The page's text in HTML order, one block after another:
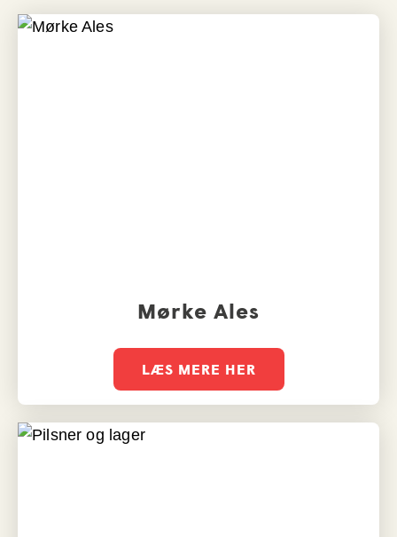
Mørke Ales
LÆS MERE HER